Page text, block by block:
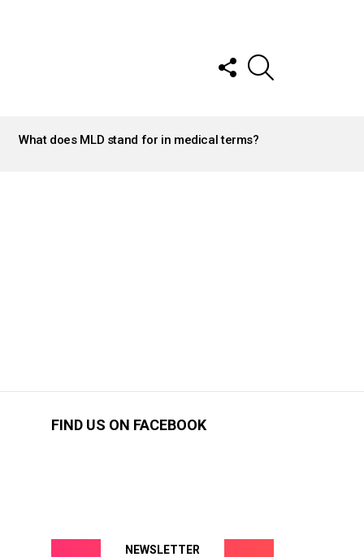
FOLLOW
US
What does MLD stand for in medical terms?
FIND US ON FACEBOOK
NEWSLETTER